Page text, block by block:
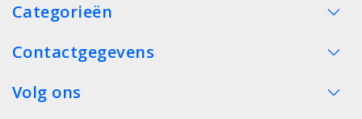
Categorieën
Contactgegevens
Volg ons